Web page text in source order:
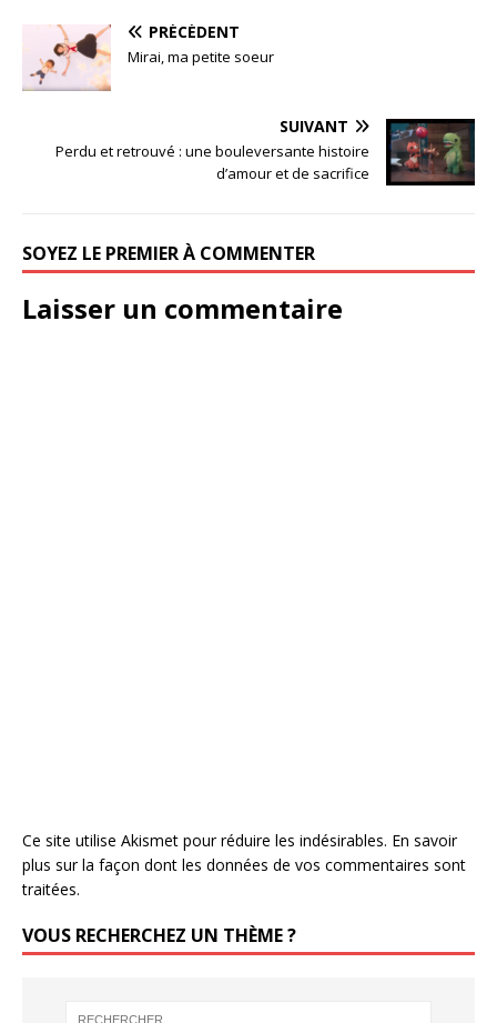
PRÉCÉDENT
Mirai, ma petite soeur
SUIVANT
Perdu et retrouvé : une bouleversante histoire
d’amour et de sacrifice
SOYEZ LE PREMIER À COMMENTER
Laisser un commentaire
Ce site utilise Akismet pour réduire les indésirables. En savoir
plus sur la façon dont les données de vos commentaires sont
traitées.
VOUS RECHERCHEZ UN THÈME ?